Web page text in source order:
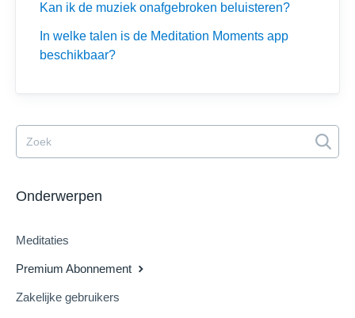
Kan ik de muziek onafgebroken beluisteren?
In welke talen is de Meditation Moments app
beschikbaar?
Onderwerpen
Meditaties
Premium Abonnement
Zakelijke gebruikers